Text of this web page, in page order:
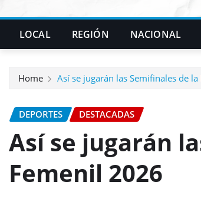
LOCAL REGIÓN NACIONAL
Home Así se jugarán las Semifinales de
DEPORTES DESTACADAS
Así se jugarán
Femenil 2026